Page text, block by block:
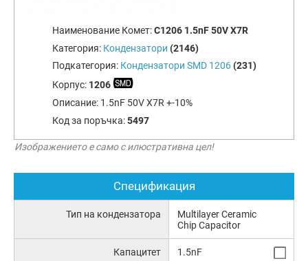
Наименование Комет:C1206 1.5nF 50V X7R
Категория: Кондензатори (2146)
Подкатегория: Кондензатори SMD 1206 (231)
Корпус: 1206
Описание: 1.5nF 50V X7R +-10%
Код за поръчка:5497
Изображението е само с илюстративна цел!
Спецификация
Тип на кондензатора
Multilayer Ceramic
Chip Capacitor
Капацитет 1.5nF